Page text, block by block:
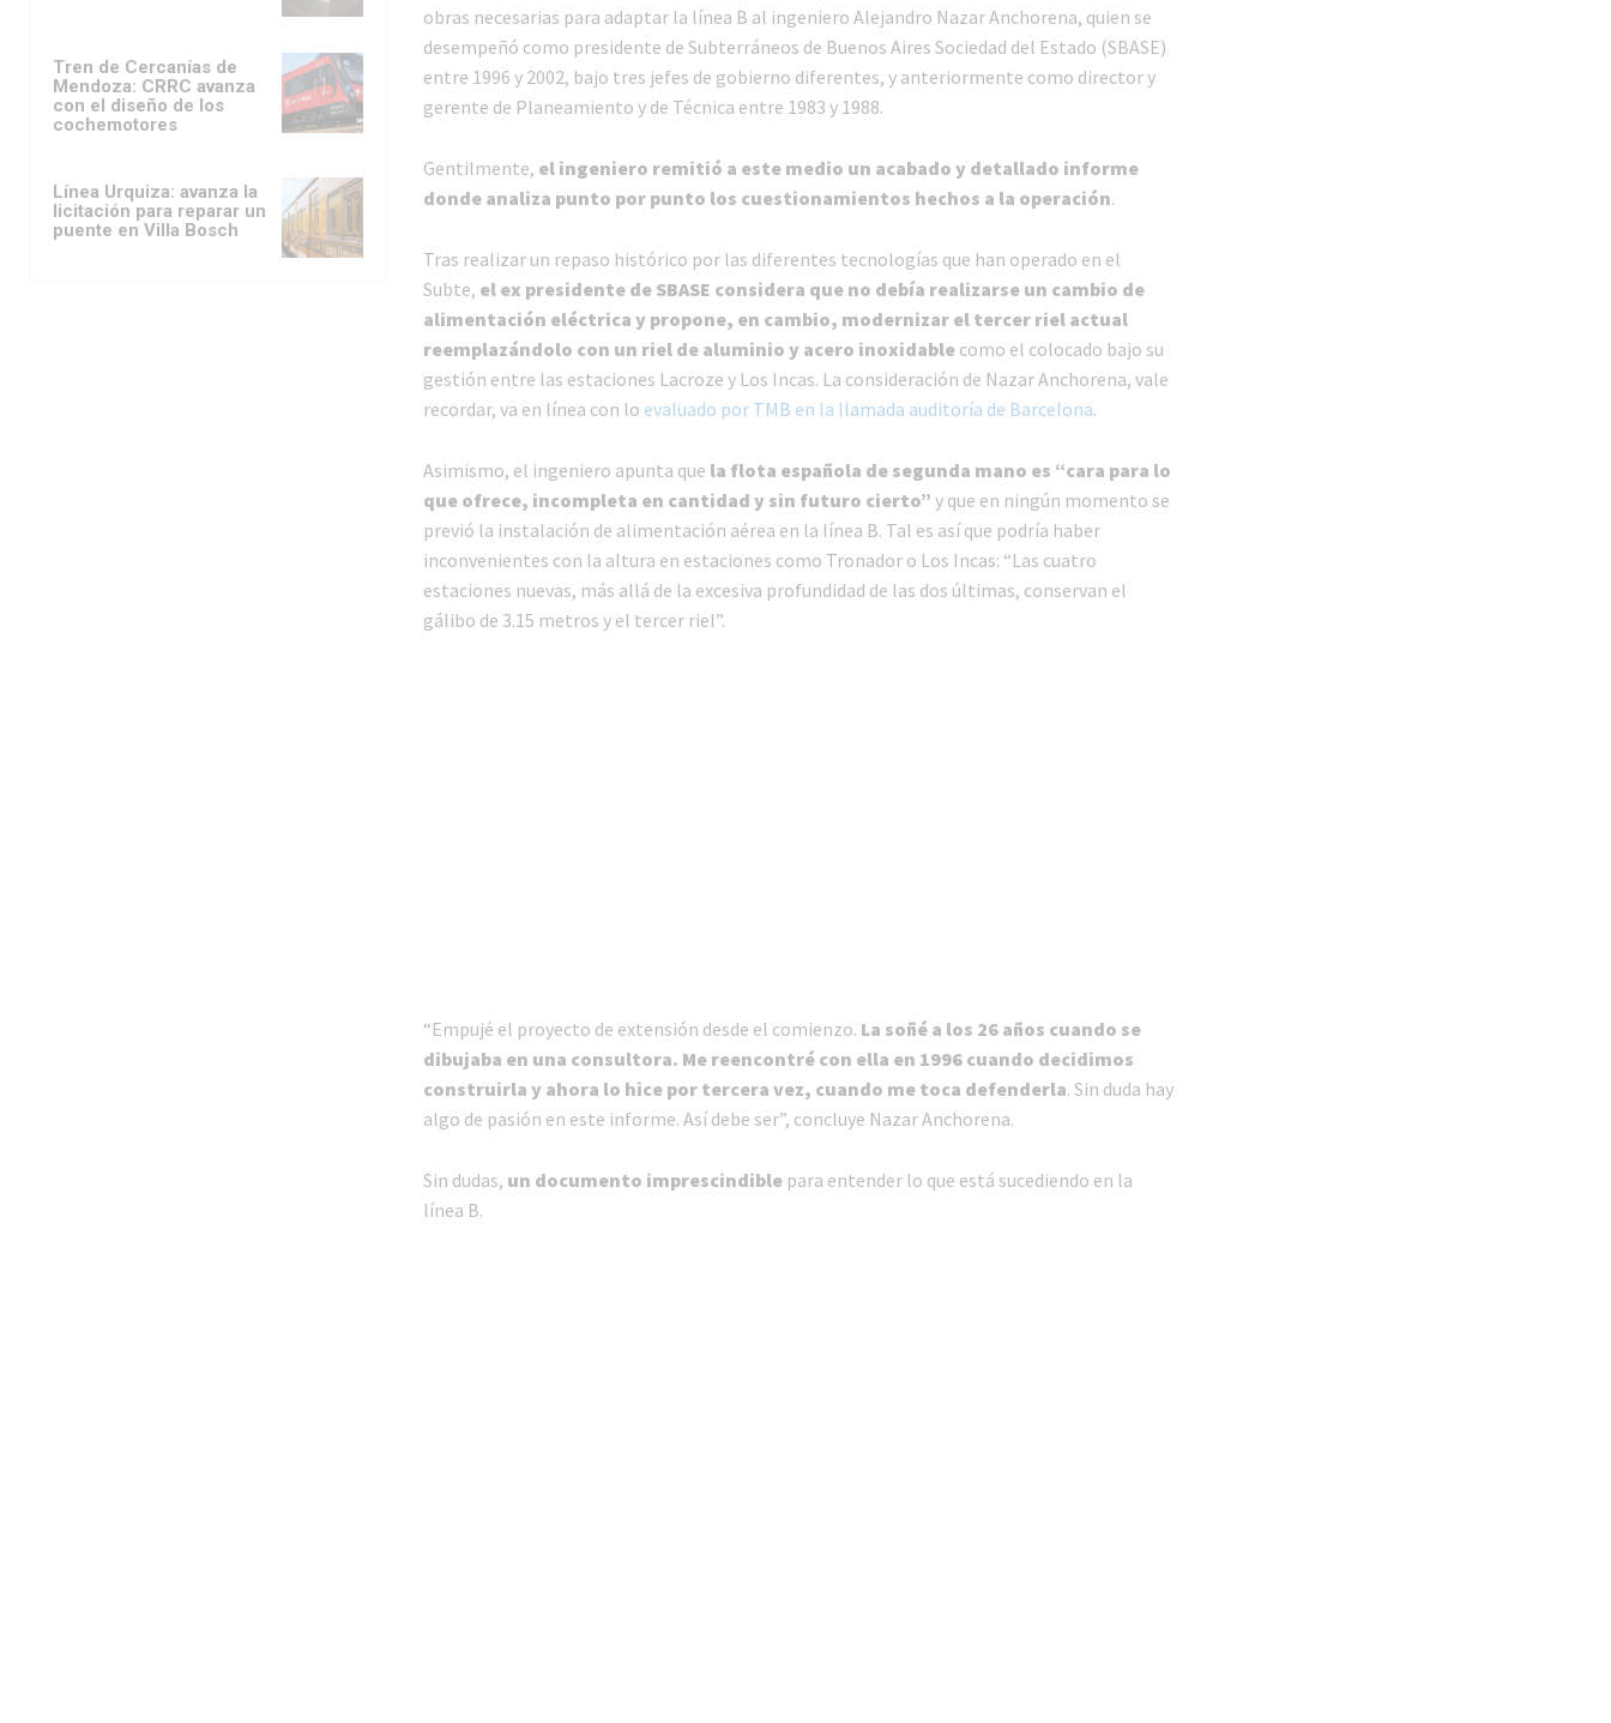
Tren de Cercanías de
Mendoza: CRRC avanza
con el diseño de los
cochemotores
Línea Urquiza: avanza la
licitación para reparar un
puente en Villa Bosch
obras necesarias para adaptar la línea B al ingeniero Alejandro Nazar Anchorena, quien se
desempeñó como presidente de Subterráneos de Buenos Aires Sociedad del Estado (SBASE)
entre 1996 y 2002, bajo tres jefes de gobierno diferentes, y anteriormente como director y
gerente de Planeamiento y de Técnica entre 1983 y 1988.
Gentilmente, el ingeniero remitió a este medio un acabado y detallado informe
donde analiza punto por punto los cuestionamientos hechos a la operación.
Tras realizar un repaso histórico por las diferentes tecnologías que han operado en el
Subte, el ex presidente de SBASE considera que no debía realizarse un cambio de
alimentación eléctrica y propone, en cambio, modernizar el tercer riel actual
reemplazándolo con un riel de aluminio y acero inoxidablecomo el colocado bajo su
gestión entre las estaciones Lacroze y Los Incas. La consideración de Nazar Anchorena, vale
recordar, va en línea con lo evaluado por TMB en la llamada auditoría de Barcelona.
Asimismo, el ingeniero apunta que la flota española de segunda mano es “cara para lo
que ofrece, incompleta en cantidad y sin futuro cierto” y que en ningún momento se
previó la instalación de alimentación aérea en la línea B. Tal es así que podría haber
inconvenientes con la altura en estaciones como Tronador o Los Incas: “Las cuatro
estaciones nuevas, más allá de la excesiva profundidad de las dos últimas, conservan el
gálibo de 3.15 metros y el tercer riel”.
“Empujé el proyecto de extensión desde el comienzo. La soñé a los 26 años cuando se
dibujaba en una consultora. Me reencontré con ella en 1996 cuando decidimos
construirla y ahora lo hice por tercera vez, cuando me toca defenderla. Sin duda hay
algo de pasión en este informe. Así debe ser”, concluye Nazar Anchorena.
Sin dudas, un documento imprescindiblepara entender lo que está sucediendo en la
línea B.